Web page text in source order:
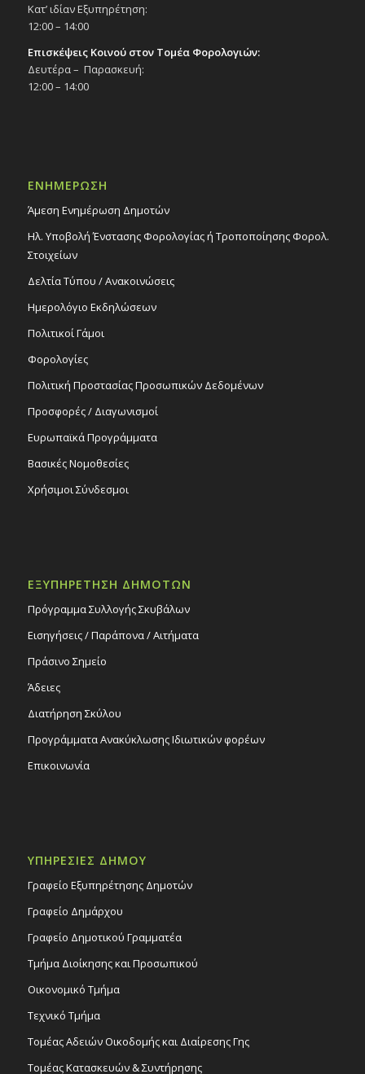
Κατ’ ιδίαν Εξυπηρέτηση:
12:00 – 14:00
Επισκέψεις Κοινού στον Τομέα Φορολογιών:
Δευτέρα – Παρασκευή:
12:00 – 14:00
ΕΝΗΜΕΡΩΣΗ
Άμεση Ενημέρωση Δημοτών
Ηλ. Υποβολή Ένστασης Φορολογίας ή Τροποποίησης Φορολ.
Στοιχείων
Δελτία Τύπου / Ανακοινώσεις
Ημερολόγιο Εκδηλώσεων
Πολιτικοί Γάμοι
Φορολογίες
Πολιτική Προστασίας Προσωπικών Δεδομένων
Προσφορές / Διαγωνισμοί
Ευρωπαϊκά Προγράμματα
Βασικές Νομοθεσίες
Χρήσιμοι Σύνδεσμοι
ΕΞΥΠΗΡΕΤΗΣΗ ΔΗΜΟΤΩΝ
Πρόγραμμα Συλλογής Σκυβάλων
Εισηγήσεις / Παράπονα / Αιτήματα
Πράσινο Σημείο
Άδειες
Διατήρηση Σκύλου
Προγράμματα Ανακύκλωσης Ιδιωτικών φορέων
Επικοινωνία
ΥΠΗΡΕΣΙΕΣ ΔΗΜΟΥ
Γραφείο Εξυπηρέτησης Δημοτών
Γραφείο Δημάρχου
Γραφείο Δημοτικού Γραμματέα
Τμήμα Διοίκησης και Προσωπικού
Οικονομικό Τμήμα
Τεχνικό Τμήμα
Τομέας Αδειών Οικοδομής και Διαίρεσης Γης
Τομέας Κατασκευών & Συντήρησης